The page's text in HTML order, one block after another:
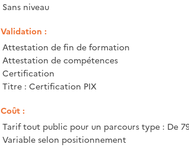
Sans niveau
Validation :
Attestation de fin de formation
Attestation de compétences
Certification
Titre : Certification PIX
Coût :
Tarif tout public pour un parcours type : De
Variable selon positionnement